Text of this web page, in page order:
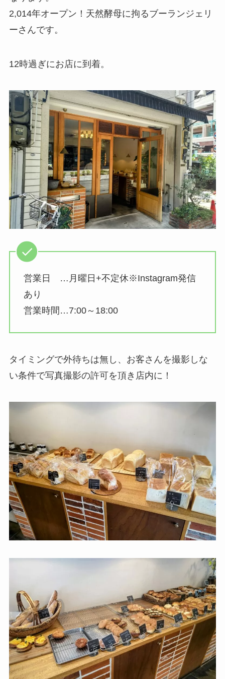
2,014年オープン！天然酵母に拘るブーランジェリ
ーさんです。
12時過ぎにお店に到着。
営業日 …月曜日+不定休※Instagram発信
あり
営業時間…7:00～18:00
タイミングで外待ちは無し、お客さんを撮影しな
い条件で写真撮影の許可を頂き店内に！